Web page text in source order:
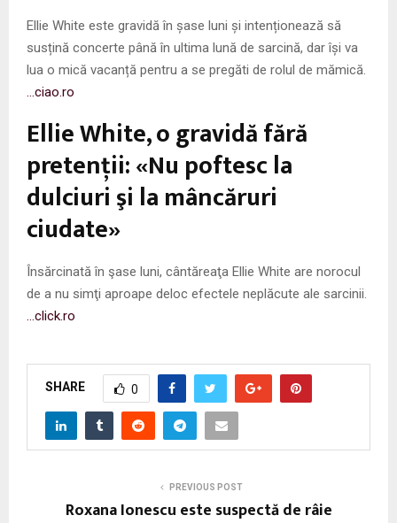
Ellie White este gravidă în șase luni și intenționează să
susțină concerte până în ultima lună de sarcină, dar își va
lua o mică vacanță pentru a se pregăti de rolul de mămică.
…ciao.ro
Ellie White, o gravidă fără
pretenţii: «Nu poftesc la
dulciuri şi la mâncăruri
ciudate»
Însărcinată în şase luni, cântăreaţa Ellie White are norocul
de a nu simţi aproape deloc efectele neplăcute ale sarcinii.
…click.ro
SHARE 0
PREVIOUS POST
Roxana Ionescu este suspectă de râie